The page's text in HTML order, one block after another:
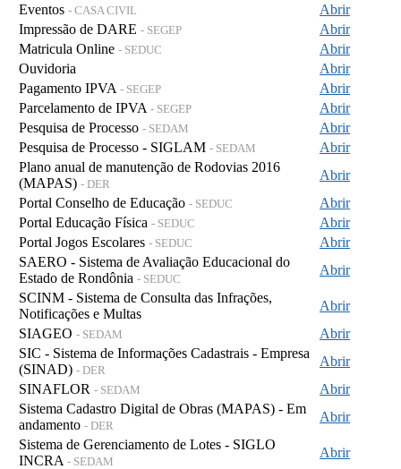
Eventos - CASA CIVIL
Abrir
Impressão de DARE - SEGEP
Abrir
Matricula Online - SEDUC
Abrir
Ouvidoria
Abrir
Pagamento IPVA - SEGEP
Abrir
Parcelamento de IPVA - SEGEP
Abrir
Pesquisa de Processo - SEDAM
Abrir
Pesquisa de Processo - SIGLAM - SEDAM
Abrir
Plano anual de manutenção de Rodovias 2016
(MAPAS) - DER
Abrir
Portal Conselho de Educação - SEDUC
Abrir
Portal Educação Física - SEDUC
Abrir
Portal Jogos Escolares - SEDUC
Abrir
SAERO - Sistema de Avaliação Educacional do
Estado de Rondônia - SEDUC
Abrir
SCINM - Sistema de Consulta das Infrações,
Notificações e Multas
Abrir
SIAGEO - SEDAM
Abrir
SIC - Sistema de Informações Cadastrais - Empresa
(SINAD) - DER
Abrir
SINAFLOR - SEDAM
Abrir
Sistema Cadastro Digital de Obras (MAPAS) - Em
andamento - DER
Abrir
Sistema de Gerenciamento de Lotes - SIGLO
INCRA - SEDAM
Abrir